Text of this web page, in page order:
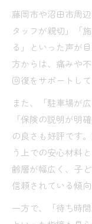
藤岡市や沼田市周
タッフが親切」「
る」といった声が
方からは、痛みや
回復をサポートし
また、「駐車場が
「保険の説明が明
の良さも好評です
う上での安心材料
齢層が幅広く、子
信頼されている傾向
一方で、「待ち時